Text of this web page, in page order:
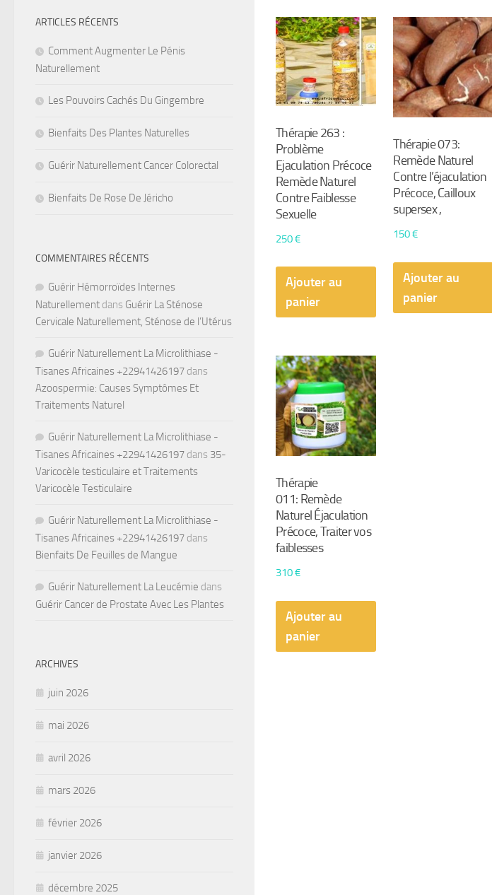
popularité
Thérapie 263 :
Problème
Ejaculation Précoce
Remède Naturel
Contre Faiblesse
Sexuelle
250€
Ajouter au
panier
Thérapie 073:
Remède Naturel
Contre l’éjaculation
Précoce, Cailloux
supersex ,
150€
Ajouter au
panier
Thérapie
011: Remède
Naturel Éjaculation
Précoce, Traiter vos
faiblesses
310€
Ajouter au
panier
ARTICLES RÉCENTS
Comment Augmenter Le Pénis
Naturellement
Les Pouvoirs Cachés Du Gingembre
Bienfaits Des Plantes Naturelles
Guérir Naturellement Cancer Colorectal
Bienfaits De Rose De Jéricho
COMMENTAIRES RÉCENTS
Guérir Hémorroïdes Internes
Naturellement dans Guérir La Sténose
Cervicale Naturellement, Sténose de l’Utérus
Guérir Naturellement La Microlithiase -
Tisanes Africaines +22941426197 dans
Azoospermie: Causes Symptômes Et
Traitements Naturel
Guérir Naturellement La Microlithiase -
Tisanes Africaines +22941426197 dans 35-
Varicocèle testiculaire et Traitements
Varicocèle Testiculaire
Guérir Naturellement La Microlithiase -
Tisanes Africaines +22941426197 dans
Bienfaits De Feuilles de Mangue
Guérir Naturellement La Leucémie dans
Guérir Cancer de Prostate Avec Les Plantes
ARCHIVES
juin 2026
mai 2026
avril 2026
mars 2026
février 2026
janvier 2026
décembre 2025